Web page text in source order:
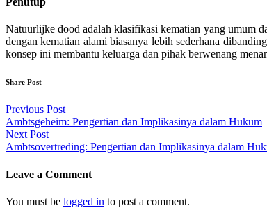
Natuurlijke dood adalah klasifikasi kematian yang umum
dengan kematian alami biasanya lebih sederhana
konsep ini membantu keluarga dan pihak berwenang
Share Post
Post
navigation
Previous Post
Ambtsgeheim: Pengertian dan Implikasinya dalam Hukum
Next Post
Ambtsovertreding: Pengertian dan Implikasinya dalam
Leave a Comment
You must be logged in to post a comment.